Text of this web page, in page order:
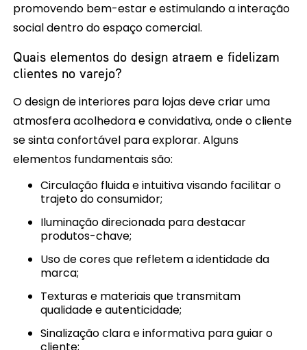
promovendo bem-estar e estimulando a interação
social dentro do espaço comercial.
Quais elementos do design atraem e fidelizam
clientes no varejo?
O design de interiores para lojas deve criar uma
atmosfera acolhedora e convidativa, onde o cliente
se sinta confortável para explorar. Alguns
elementos fundamentais são:
Circulação fluida e intuitiva visando facilitar o
trajeto do consumidor;
Iluminação direcionada para destacar
produtos-chave;
Uso de cores que refletem a identidade da
marca;
Texturas e materiais que transmitam
qualidade e autenticidade;
Sinalização clara e informativa para guiar o